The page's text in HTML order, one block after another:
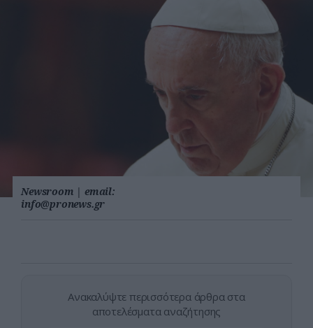
Newsroom | email:
info@pronews.gr
Ανακαλύψτε περισσότερα άρθρα στα
αποτελέσματα αναζήτησης